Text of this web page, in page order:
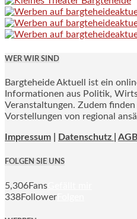
WER WIR SIND
Bargteheide Aktuell ist ein
Informationen aus Politik,
Veranstaltungen. Zudem
Vorstellungen von regional
Impressum Datenschutz | AGB
FOLGEN SIE UNS
5,306Fans
338Follower